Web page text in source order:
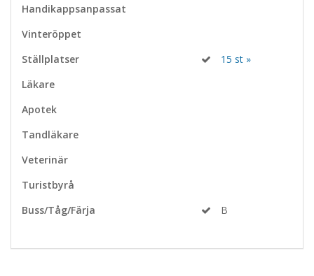
Handikappsanpassat
Vinteröppet
Ställplatser
15 st »
Läkare
Apotek
Tandläkare
Veterinär
Turistbyrå
Buss/Tåg/Färja
B